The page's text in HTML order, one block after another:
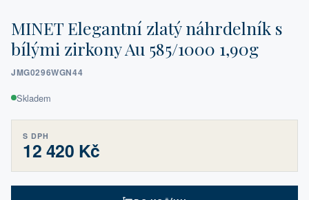
MINET Elegantní zlatý náhrdelník s
bílými zirkony Au 585/1000 1,90g
JMG0296WGN44
Skladem
S DPH
12 420 Kč